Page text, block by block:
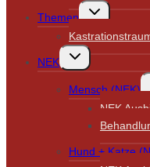
Themen
Untermenü
umschalten
NEK
Untermenü
umschalten
Mensch (NEK)
NEK
Hund + Katze